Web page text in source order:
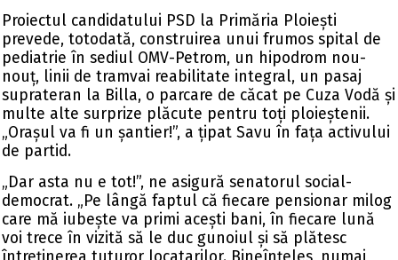
Proiectul candidatului PSD la Primăria Ploiești
prevede, totodată, construirea unui frumos spital de
pediatrie în sediul OMV-Petrom, un hipodrom nou-
nouț, linii de tramvai reabilitate integral, un pasaj
suprateran la Billa, o parcare de căcat pe Cuza Vodă și
multe alte surprize plăcute pentru toți ploieștenii.
„Orașul va fi un șantier!”, a țipat Savu în fața activului
de partid.
„Dar asta nu e tot!”, ne asigură senatorul social-
democrat. „Pe lângă faptul că fiecare pensionar milog
care mă iubește va primi acești bani, în fiecare lună
voi trece în vizită să le duc gunoiul și să plătesc